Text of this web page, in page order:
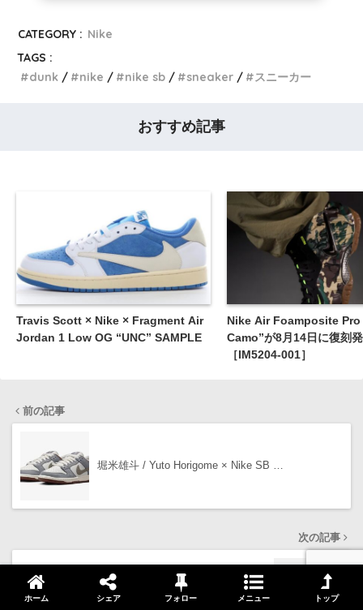
CATEGORY : Nike
TAGS :
dunk
nike nike sb sneaker スニーカー
おすすめ記事
Travis Scott × Nike × Fragment Air
Jordan 1 Low OG “UNC” SAMPLE
Nike Air Foamposite Pro
Camo”が8月14日に復刻
［IM5204-001］
前の記事
堀米雄斗 / Yuto Horigome × Nike SB …
次の記事
New Balance『998 “Rich Earth/Chi…
ホーム シェア フォロー メニュー トップ